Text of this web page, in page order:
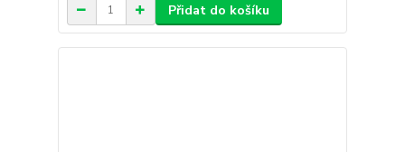
Přidat do košíku